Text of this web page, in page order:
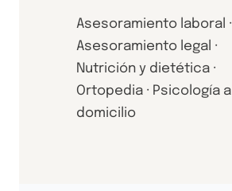
Asesoramiento laboral ·
Asesoramiento legal ·
Nutrición y dietética ·
Ortopedia · Psicología a
domicilio